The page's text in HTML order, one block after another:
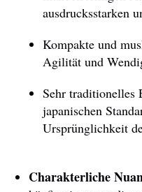
ausdrucksstarken
Kompakte und
Agilität und
Sehr traditionelles
japanischen
Ursprünglichkeit
Charakterliche